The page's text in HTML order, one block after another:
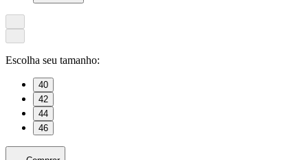
Escolha seu tamanho:
40
42
44
46